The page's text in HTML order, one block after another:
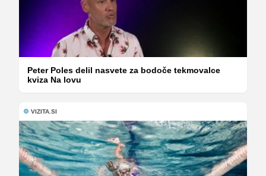
Peter Poles delil nasvete za bodoče tekmovalce
kviza Na lovu
VIZITA.SI